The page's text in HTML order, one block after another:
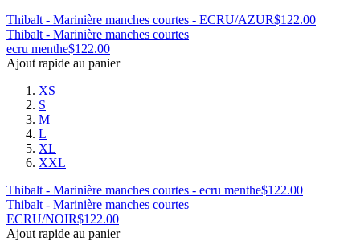
Thibalt - Marinière manches courtes - ECRU/AZUR$122.00
Thibalt - Marinière manches courtes
ecru menthe$122.00
Ajout rapide au panier
XS
S
M
L
XL
XXL
Thibalt - Marinière manches courtes - ecru menthe$122.00
Thibalt - Marinière manches courtes
ECRU/NOIR$122.00
Ajout rapide au panier